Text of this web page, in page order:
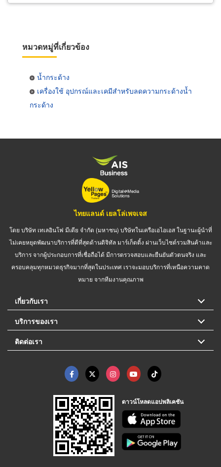
หมวดหมู่ที่เกี่ยวข้อง
น้ำกระด้าง
เครื่องใช้ อุปกรณ์และเคมีสำหรับลดความกระด้างน้ำ
กระด้าง
ไทยแลนด์ เยลโล่เพจเจส
โดย บริษัท เทเลอินโฟ มีเดีย จำกัด (มหาชน) บริษัทในเครือเอไอเอส ในฐานะผู้นำที่
ไม่เคยหยุดพัฒนาบริการที่ดีที่สุดด้านดิจิทัล มาร์เก็ตติ้ง ผ่านเว็บไซต์รวมสินค้าและ
บริการ จากผู้ประกอบการที่เชื่อถือได้ มีการตรวจสอบและยืนยันตัวตนจริง และ
ครอบคลุมทุกหมวดธุรกิจมากที่สุดในประเทศ เราจะมอบบริการที่เหนือความคาด
หมาย จากทีมงานคุณภาพ
เกี่ยวกับเรา
บริการของเรา
ติดต่อเรา
ดาวน์โหลดแอปพลิเคชัน